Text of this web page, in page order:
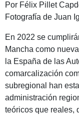
Por Félix Pillet
Fotografía de Juan
En 2022 se
Mancha como
la España de las
comarcalización
subregional han
administración
teóricos que reales,